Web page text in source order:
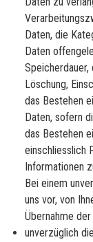
Daten, die
Daten
Löschung,
das Bestehen
Daten, sofern
das Bestehen
einschliesslich
Informationen
Bei einem
uns vor, von
Übernahme
unverzüglich